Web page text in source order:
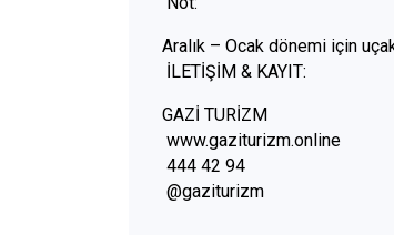
Aralık – Ocak dönemi için
İLETİŞİM & KAYIT:
GAZİ TURİZM
www.gaziturizm.online
444 42 94
@gaziturizm